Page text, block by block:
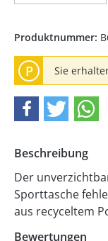
Produktnummer:
P Sie
Beschreibung
Der
Sporttasche
aus recyceltem
Bewertungen